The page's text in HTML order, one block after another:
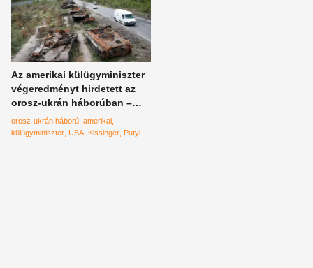
Az amerikai külügyminiszter
végeredményt hirdetett az
orosz-ukrán háborúban –
ennek nem sokan fognak
örülni
orosz-ukrán háború amerikai
külügyminiszter USA Kissinger Putyin